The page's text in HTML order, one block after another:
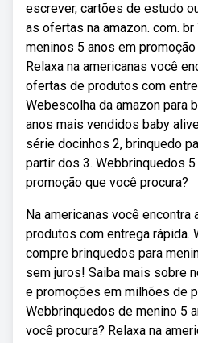
escrever, cartões de estudo
as ofertas na amazon. com.
meninos 5 anos em
Relaxa na americanas você
ofertas de produtos com
Webescolha da amazon para
anos mais vendidos baby
série docinhos 2, brinquedo
partir dos 3. Webbrinquedos
promoção que você procura?
Na americanas você
produtos com entrega rápida.
compre brinquedos para
sem juros! Saiba mais sobre
e promoções em milhões de
Webbrinquedos de menino 5
você procura? Relaxa na